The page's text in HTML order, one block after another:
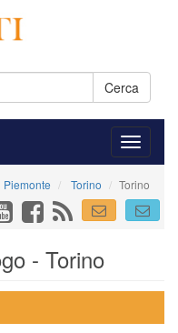
Cerca
Piemonte Torino Torino
- Torino